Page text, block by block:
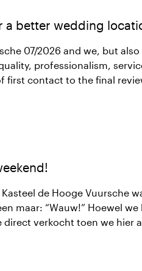
a better wedding
07/2026 and we, but
professionalism,
first contact to the final
with the other
de Hooge Vuursche
maar: “Wauw!” Hoewel
verkocht toen we hier
mooi was. Onze gasten